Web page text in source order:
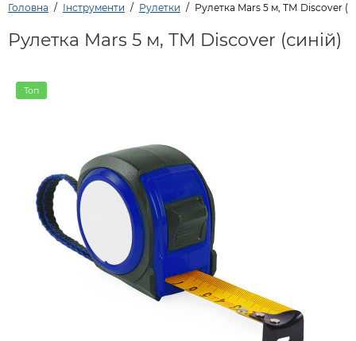
Головна Інструменти Рулетки Рулетка Mars 5 м, ТМ Discover
Рулетка Mars 5 м, ТМ Discover (синій)
Топ